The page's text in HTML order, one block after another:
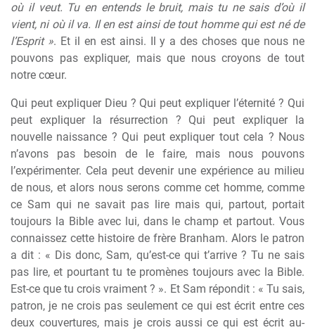
où il veut. Tu en entends le bruit, mais tu ne sais d’où il
vient, ni où il va. Il en est ainsi de tout homme qui est né de
l’Esprit ». Et il en est ainsi. Il y a des choses que nous ne
pouvons pas expliquer, mais que nous croyons de tout
notre cœur.
Qui peut expliquer Dieu ? Qui peut expliquer l’éternité ? Qui
peut expliquer la résurrection ? Qui peut expliquer la
nouvelle naissance ? Qui peut expliquer tout cela ? Nous
n’avons pas besoin de le faire, mais nous pouvons
l’expérimenter. Cela peut devenir une expérience au milieu
de nous, et alors nous serons comme cet homme, comme
ce Sam qui ne savait pas lire mais qui, partout, portait
toujours la Bible avec lui, dans le champ et partout. Vous
connaissez cette histoire de frère Branham. Alors le patron
a dit : « Dis donc, Sam, qu’est-ce qui t’arrive ? Tu ne sais
pas lire, et pourtant tu te promènes toujours avec la Bible.
Est-ce que tu crois vraiment ? ». Et Sam répondit : « Tu sais,
patron, je ne crois pas seulement ce qui est écrit entre ces
deux couvertures, mais je crois aussi ce qui est écrit au-